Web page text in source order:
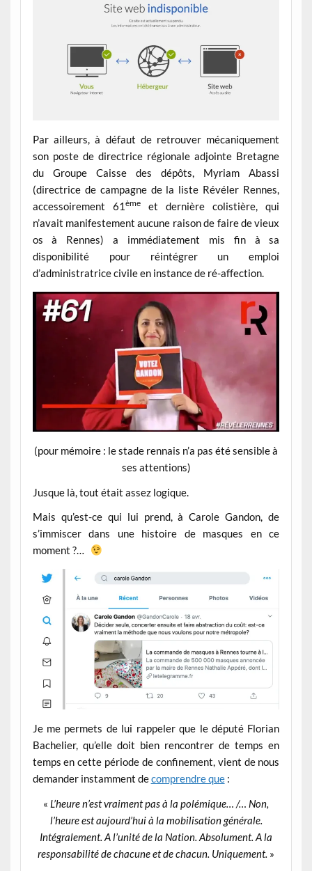
Par ailleurs, à défaut de retrouver mécaniquement
son poste de directrice régionale adjointe Bretagne
du Groupe Caisse des dépôts, Myriam Abassi
(directrice de campagne de la liste Révéler Rennes,
accessoirement 61 èmeet dernière colistière, qui
n’avait manifestement aucune raison de faire de vieux
os à Rennes) a immédiatement mis fin à sa
disponibilité pour réintégrer un emploi
d’administratrice civile en instance de ré-affection.
(pour mémoire : le stade rennais n’a pas été sensible à
ses attentions)
Jusque là, tout était assez logique.
Mais qu’est-ce qui lui prend, à Carole Gandon, de
s’immiscer dans une histoire de masques en ce
moment ?…
Je me permets de lui rappeler que le député Florian
Bachelier, qu’elle doit bien rencontrer de temps en
temps en cette période de confinement, vient de nous
demander instamment decomprendre que :
« L’heure n’est vraiment pas à la polémique… /… Non,
l’heure est aujourd’hui à la mobilisation générale.
Intégralement. A l’unité de la Nation. Absolument. A la
responsabilité de chacune et de chacun. Uniquement. »